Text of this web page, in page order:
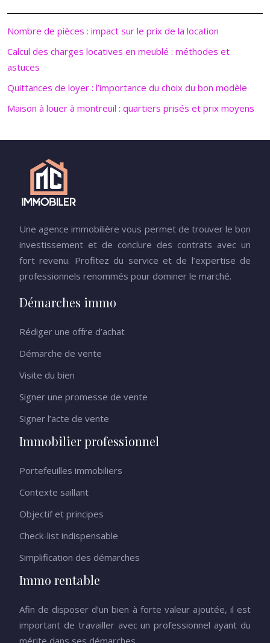
Nombre de pièces : impact sur le prix de la location
Calcul des charges locatives en meublé : méthodes et
astuces
Quittances de loyer : l’importance du choix du bon modèle
Maison à louer à montreuil : quartiers prisés et prix moyens
Une agence immobilière vous permet de trouver le bon
investissement et de conclure des contrats avec un
fort revenu. Profitez du service et de l’expertise de
professionnels renommés pour dominer le marché.
Démarches immo
Rédiger une offre d’achat
Démarche de vente
Visite du bien
Signer une promesse de vente
Signer l’acte de vente
Immobilier professionnel
Portefeuilles immobiliers
Contexte saillant
Objectif et principes
Check-list indispensable
Simplification des démarches
Immo rentable
Afin de disposer d’un bien à forte valeur ajoutée, il est
important de travailler avec un professionnel ayant du
mérite dans ses démarches.